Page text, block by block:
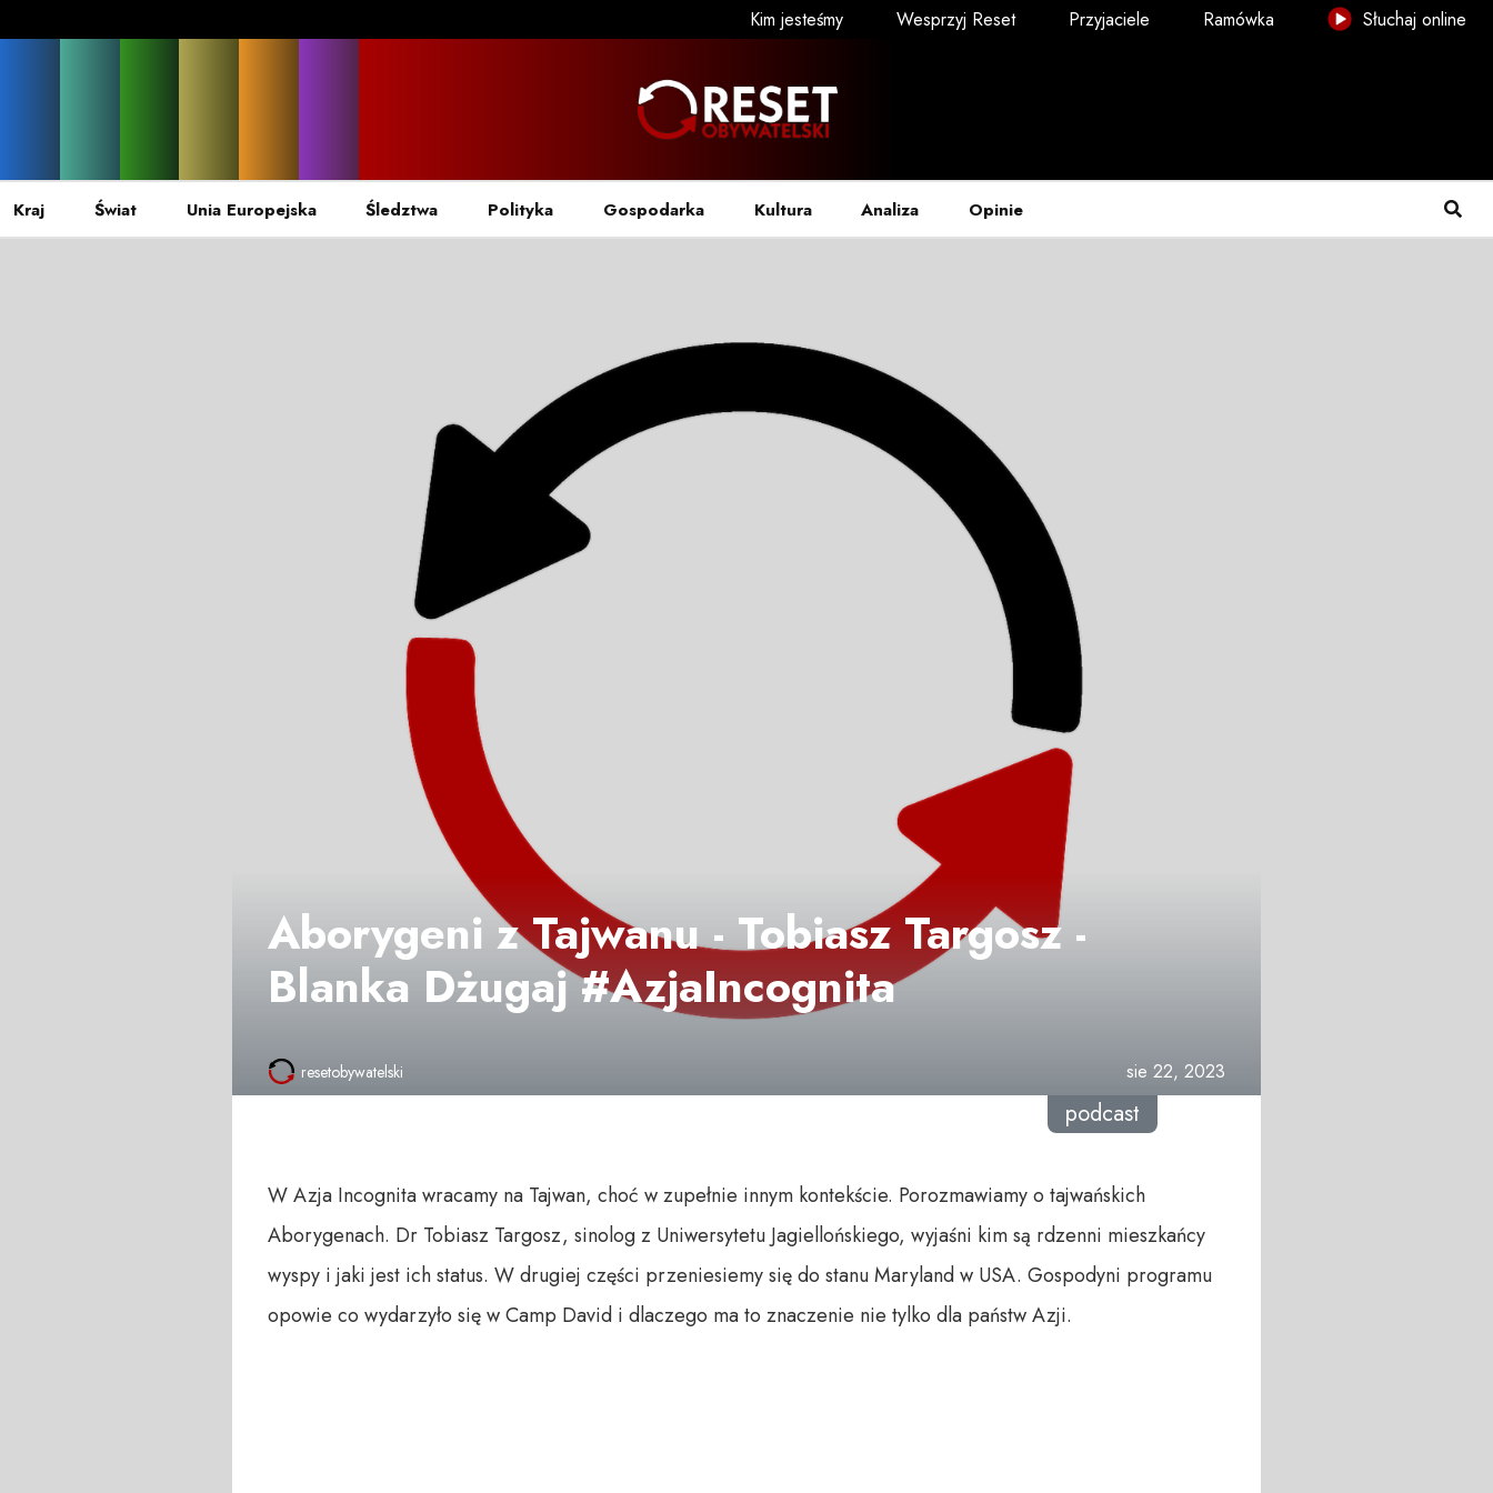
Kim jesteśmy Wesprzyj Reset Przyjaciele Ramówka Słuchaj online
Kraj Świat Unia Europejska Śledztwa Polityka Gospodarka Kultura Analiza Opinie
Aborygeni z Tajwanu - Tobiasz Targosz -
Blanka Dżugaj #AzjaIncognita
resetobywatelski sie 22, 2023
podcast
W Azja Incognita wracamy na Tajwan, choć w zupełnie innym kontekście. Porozmawiamy o tajwańskich
Aborygenach. Dr Tobiasz Targosz, sinolog z Uniwersytetu Jagiellońskiego, wyjaśni kim są rdzenni mieszkańcy
wyspy i jaki jest ich status. W drugiej części przeniesiemy się do stanu Maryland w USA. Gospodyni programu
opowie co wydarzyło się w Camp David i dlaczego ma to znaczenie nie tylko dla państw Azji.